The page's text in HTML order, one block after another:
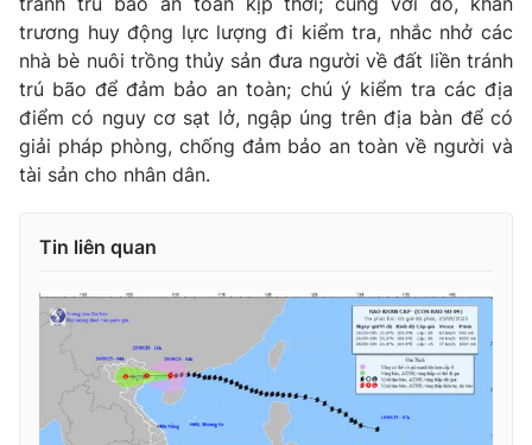
Ðiện thoại Thời báo VTV:024.66 897 897
Email:toasoan@vtv.vn
Liên hệ quảng cáo:024-7300.7108
® Cấm sao chép dưới mọi hình thức nếu không có sự chấp
thuận bằng văn bản. Ghi rõ nguồn VTV.vn khi phát hành lại
trương huy động lực lượng đi kiểm tra, nhắc nhở các
nhà bè nuôi trồng thủy sản đưa người về đất liền tránh
trú bão để đảm bảo an toàn; chú ý kiểm tra các địa
điểm có nguy cơ sạt lở, ngập úng trên địa bàn để có
giải pháp phòng, chống đảm bảo an toàn về người và
tài sản cho nhân dân.
Tin liên quan